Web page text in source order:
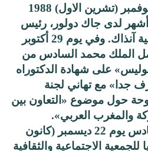
الكلية أجرى جلالته في نوفمبر (تشرين الاول) 1988
لدى جاك دولور، رئيس
لجنة المجموعات الأوروبية آنذاك. وفي يوم 29 أكتوبر
الاول) 1993 حصل الملك محمد السادس من
على شهادة الدكتوراه
جدا» مع تهاني لجنة
حول موضوع «التعاون بين
والمغرب العربي».
وأصبح الملك محمد السادس يوم 22 ديسمبر (كانون
شرفيا للجمعية الاجتماعية والثقافية